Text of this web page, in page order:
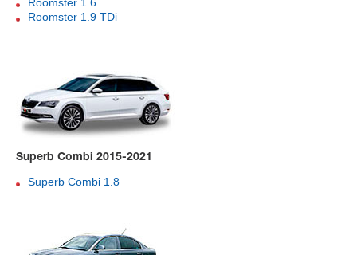
Roomster 1.9 TDi
Superb Combi 2015-2021
Superb Combi 1.8